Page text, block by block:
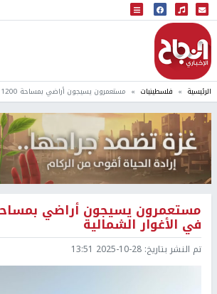
البث المباشر
إذاعة النجاح
الرئيسية فلسطينيات مستعمرون يسيجون أراضي بمساحة 1200 دونم في الأغوار الشمالية
في الأغوار الشمالية
تم النشر بتاريخ: 2025-10-28 13:51